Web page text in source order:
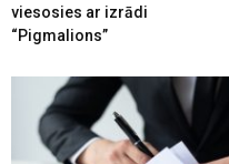
viesosies ar izrādi
“Pigmalions”